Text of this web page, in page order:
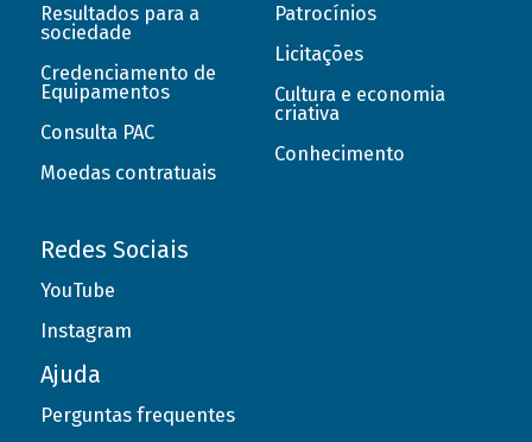
Resultados para a
sociedade
Credenciamento de
Equipamentos
Consulta PAC
Moedas contratuais
Patrocínios
Licitações
Cultura e economia
criativa
Conhecimento
Redes Sociais
YouTube
Instagram
Ajuda
Perguntas frequentes